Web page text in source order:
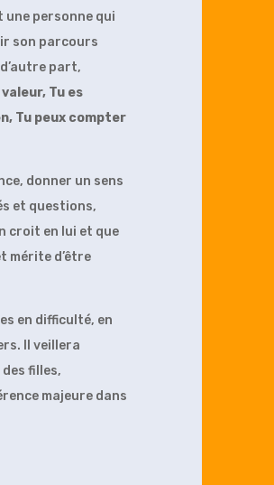
personne qui
son parcours
part,
valeur, Tu es
Tu peux compter
donner un sens
et questions,
croit en lui et que
mérite d’être
en difficulté, en
Il veillera
filles,
majeure dans